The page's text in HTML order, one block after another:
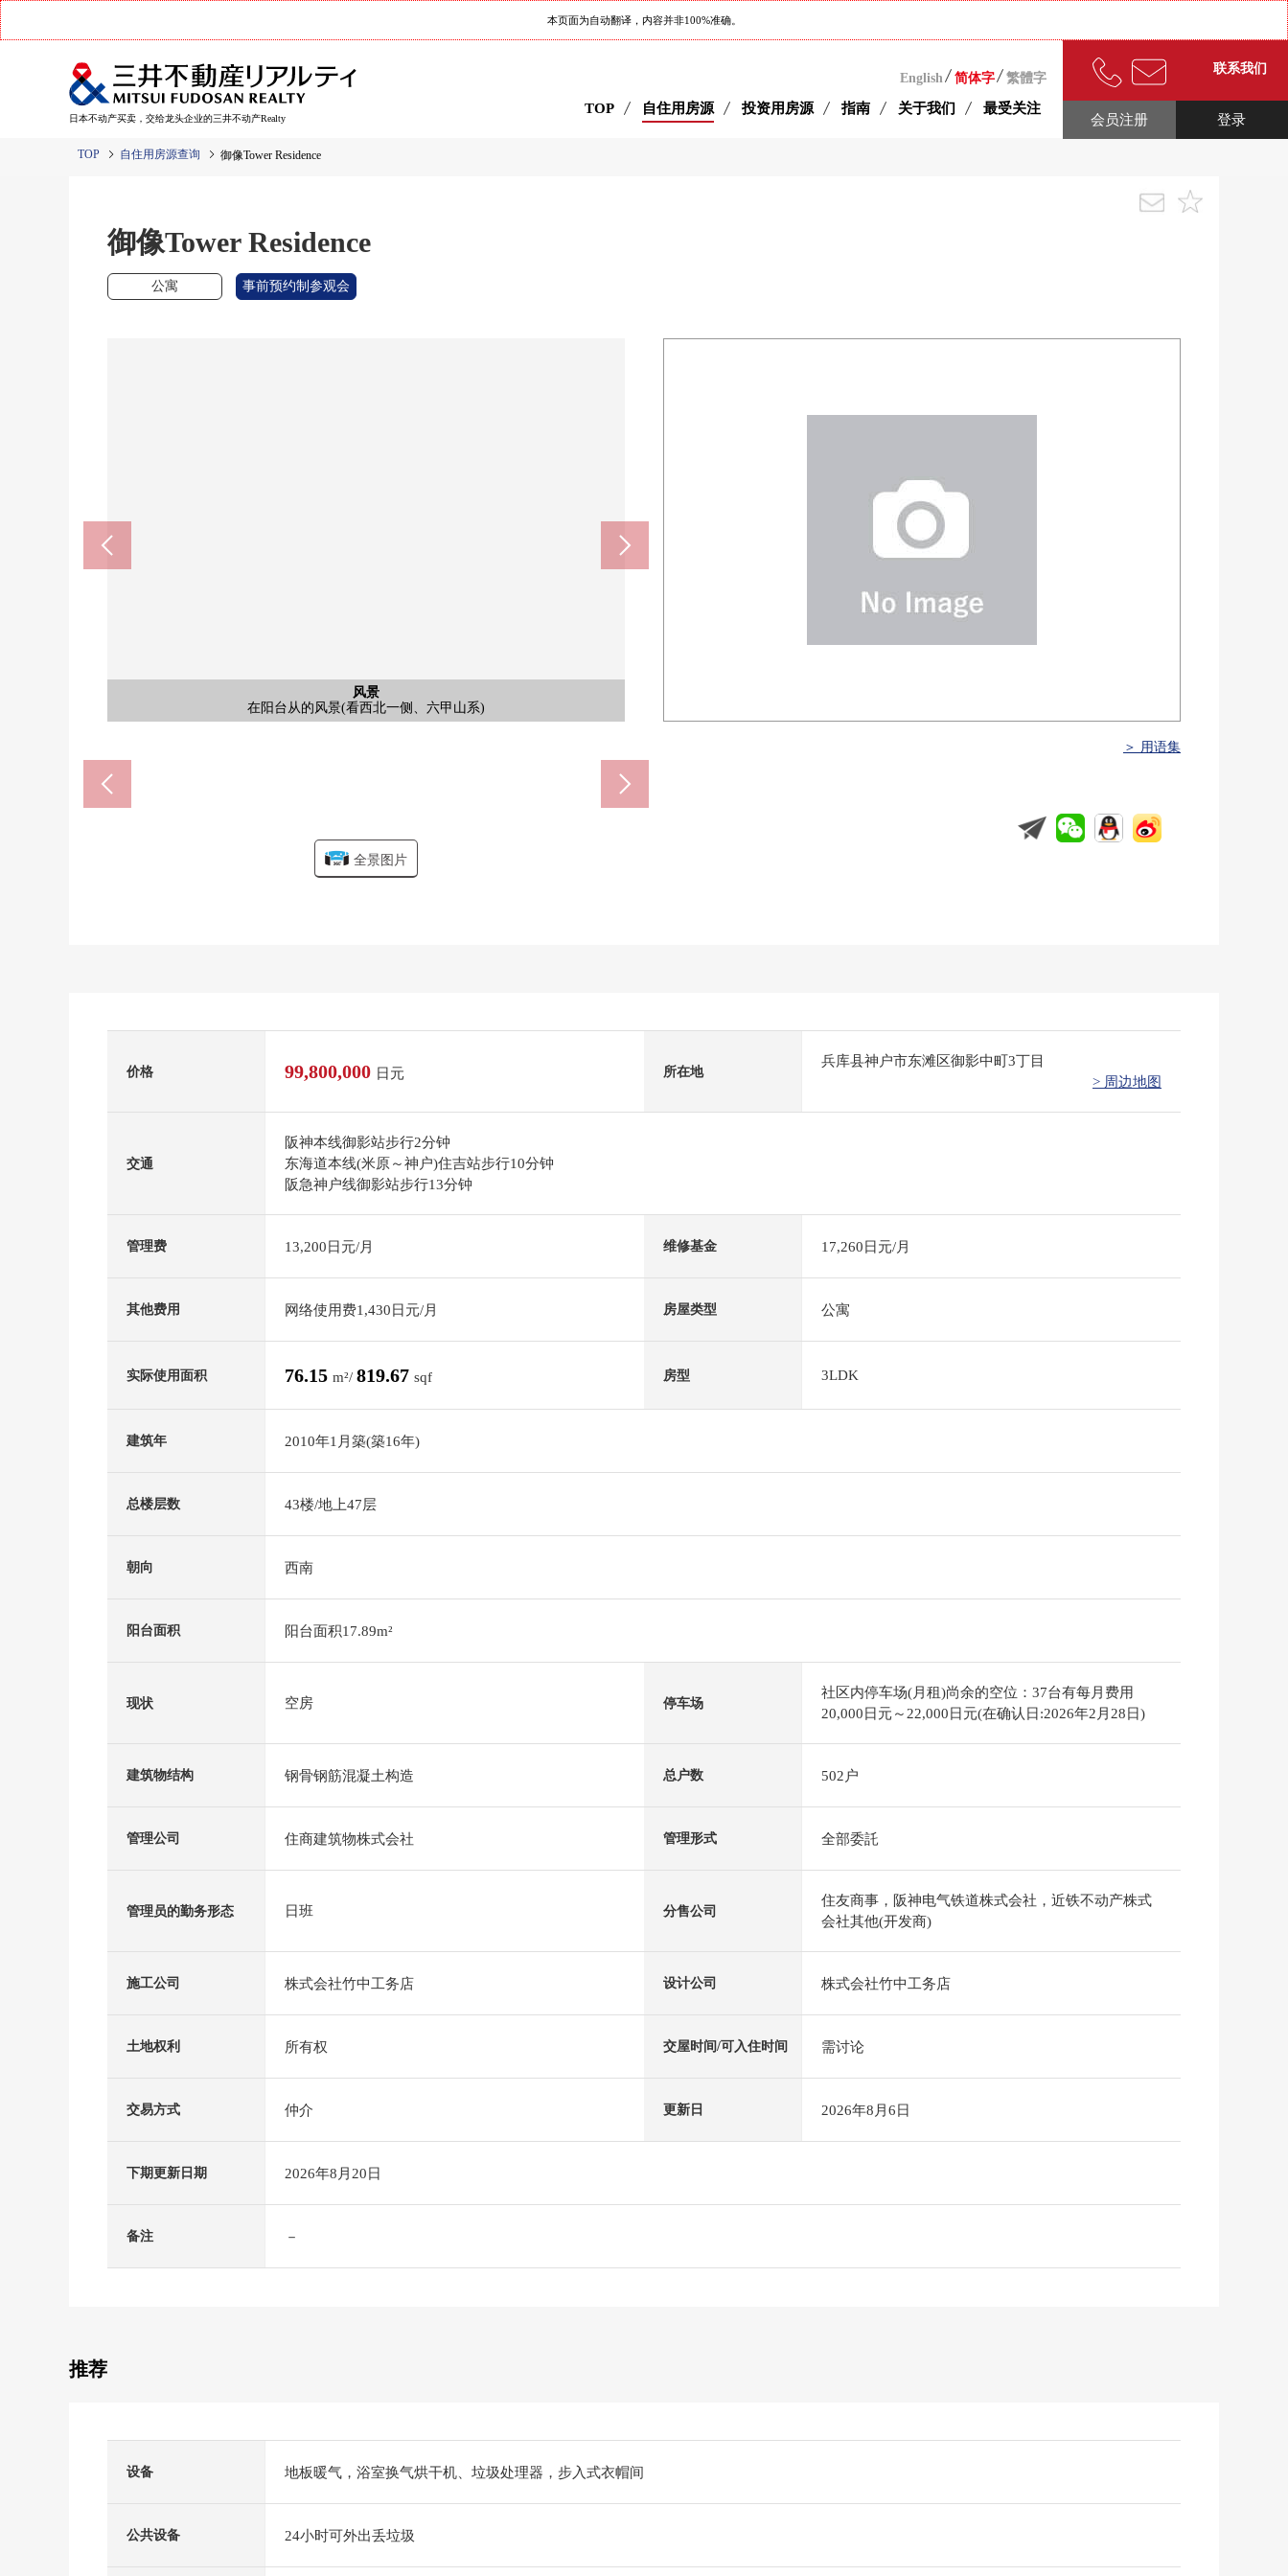
本页面为自动翻译，内容并非100%准确。
日本不动产买卖，交给龙头企业的三井不动产Realty
English 简体字 繁體字
TOP 自住用房源 投资用房源 指南 关于我们 最受关注
联系我们
登录
会员注册
TOP 自住用房源查询 御像Tower Residence
御像Tower Residence
公寓 事前预约制参观会
风景
在阳台从的风景(看西北一侧、六甲山系)
风景
在阳台从的风景(西侧、三宫方面眺望、黄昏)
风景
在阳台从的风景(西侧、三宫方面眺望、夜景)
风景
在阳台从的风景(看到西侧、三宫方面)
客厅
地板暖气被在客厅·餐厅设置。
客厅
※图片，CG合成家具、供给品的配置例在实际的室内了。销售价格不包括家具。
客厅
是在南西亮的客厅。
厨房
经过提炼的时尚的设计性和拥有使用方便的组合厨房。
公共汽车
是浴室暖气烘干机被设置的整体卫浴。
洗脸
是有干净的感的洗脸室。
洗脸
是有洗手柜台的厕所。
阳台
有纵深的阳台。阳光在南西良好。
室内
室内
西式房间(约6.8张塌塌米)有宽敞的步入式衣帽间。
室内
西式房间(约5.0张塌塌米)面向阳台。
室内
西式房间(约6.8张塌塌米)有宽敞的步入式衣帽间。
阳台
有纵深的阳台。阳光在南西良好。
外观
是区划备有的整洁的街景。
风景
在阳台从的风景(看西南一侧、神户的海)
收纳
有便于小东西的收纳以及装饰的壁龛空间。
室内
东面的西式房间(约5.0张塌塌米)有宽敞的步入式衣帽间。
门口
宽敞的门口是有高级感的机会提高天花板。
客厅
LDK是宽敞的约15.3张塌塌米。在阳光插进去的亮的空间，舒适地舒畅，能要。
收纳
有便于小东西的收纳以及装饰的壁龛空间。
门口
是像酒店的内走廊。
风景
在阳台从的风景(看西北一侧、六甲山系)
风景
在阳台从的风景(看到西侧)
厨房
厨房也有存储空间。
室内
西式房间(约5.0张塌塌米)面向阳台。
入口
是通顶设计的有稳重的感的入口。
入口
在稳重的入口进入的话礼堂成熟稳重的空间继续。
入口
有稳重的感的入口
入口
有稳重的感的入口
其他
有稳重的感的路径。
入口
是通顶设计的有稳重的感的入口。
入口
在稳重的入口进入的话礼堂成熟稳重的空间继续。
大厅
在等候可以使用的所有者休息室。
其他
有3套高层用，低层用2套，紧急用的1套共计6套电梯。
其他
有3套高层用，低层用2套，紧急用的1套共计6套电梯。
其他
有3套高层用，低层用2套，紧急用的1套共计6套电梯。
入口
副入口
外观
是时尚的外观。
外观
从商业设施"御像kurasse，"正在露台直接连接。
外观
从商业设施"御像kurasse，"正在露台直接连接。
其他
名牌
全景图片
＞ 用语集
价格 99,800,000 日元 所在地
兵库县神户市东滩区御影中町3丁目
> 周边地图
交通
阪神本线御影站步行2分钟
东海道本线(米原～神户)住吉站步行10分钟
阪急神户线御影站步行13分钟
管理费 13,200日元/月 维修基金 17,260日元/月
其他费用 网络使用费1,430日元/月 房屋类型 公寓
实际使用面积 76.15 m²/ 819.67 sqf 房型 3LDK
建筑年 2010年1月築(築16年)
总楼层数 43楼/地上47层
朝向 西南
阳台面积 阳台面积17.89m²
现状 空房 停车场
社区内停车场(月租)尚余的空位：37台有每月费用
20,000日元～22,000日元(在确认日:2026年2月28日)
建筑物结构 钢骨钢筋混凝土构造 总户数 502户
管理公司 住商建筑物株式会社 管理形式 全部委託
管理员的勤务形态 日班 分售公司
住友商事，阪神电气铁道株式会社，近铁不动产株式
会社其他(开发商)
施工公司 株式会社竹中工务店 设计公司 株式会社竹中工务店
土地权利 所有权 交屋时间/可入住时间 需讨论
交易方式 仲介 更新日 2026年8月6日
下期更新日期 2026年8月20日
备注 －
推荐
设备 地板暖气，浴室换气烘干机、垃圾处理器，步入式衣帽间
公共设备 24小时可外出丢垃圾